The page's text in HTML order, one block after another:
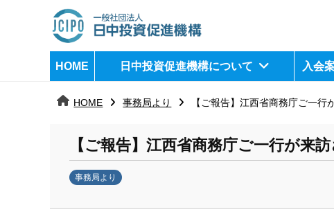
日
中
進
j
HOME 日中投資促進機構について 入会
HOME 事務局より 【ご報告】江西省商務庁ご一行
【ご報告】江西省商務庁ご一行が来
事務局より